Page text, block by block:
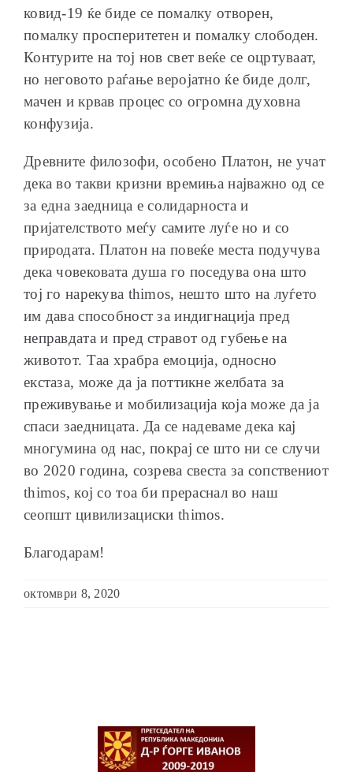
ковид-19 ќе биде се помалку отворен,
помалку просперитетен и помалку слободен.
Контурите на тој нов свет веќе се оцртуваат,
но неговото раѓање веројатно ќе биде долг,
мачен и крвав процес со огромна духовна
конфузија.
Древните филозофи, особено Платон, не учат
дека во такви кризни времиња најважно од се
за една заедница е солидарноста и
пријателството меѓу самите луѓе но и со
природата. Платон на повеќе места подучува
дека човековата душа го поседува она што
тој го нарекува thimos, нешто што на луѓето
им дава способност за индигнација пред
неправдата и пред стравот од губење на
животот. Таа храбра емоција, односно
екстаза, може да ја поттикне желбата за
преживување и мобилизација која може да ја
спаси заедницата. Да се надеваме дека кај
многумина од нас, покрај се што ни се случи
во 2020 година, созрева свеста за сопствениот
thimos, кој со тоа би прераснал во наш
сеопшт цивилизациски thimos.
Благодарам!
октомври 8, 2020